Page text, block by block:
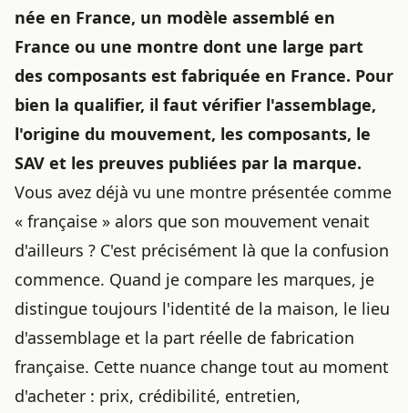
née en France, un modèle assemblé en
France ou une montre dont une large part
des composants est fabriquée en France. Pour
bien la qualifier, il faut vérifier l'assemblage,
l'origine du mouvement, les composants, le
SAV et les preuves publiées par la marque.
Vous avez déjà vu une montre présentée comme
« française » alors que son mouvement venait
d'ailleurs ? C'est précisément là que la confusion
commence. Quand je compare les marques, je
distingue toujours l'identité de la maison, le lieu
d'assemblage et la part réelle de fabrication
française. Cette nuance change tout au moment
d'acheter : prix, crédibilité, entretien,